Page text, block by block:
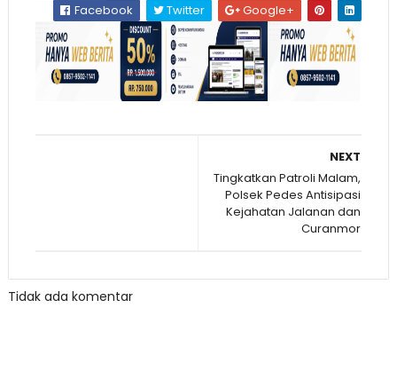
Facebook
Twitter Google+
NEXT
Tingkatkan Patroli Malam,
Polsek Pedes Antisipasi
Kejahatan Jalanan dan
Curanmor
Tidak ada komentar